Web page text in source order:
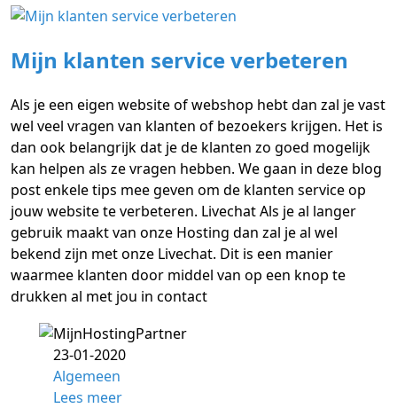
Mijn klanten service verbeteren
Als je een eigen website of webshop hebt dan zal je vast
wel veel vragen van klanten of bezoekers krijgen. Het is
dan ook belangrijk dat je de klanten zo goed mogelijk
kan helpen als ze vragen hebben. We gaan in deze blog
post enkele tips mee geven om de klanten service op
jouw website te verbeteren. Livechat Als je al langer
gebruik maakt van onze Hosting dan zal je al wel
bekend zijn met onze Livechat. Dit is een manier
waarmee klanten door middel van op een knop te
drukken al met jou in contact
23-01-2020
Algemeen
Lees meer